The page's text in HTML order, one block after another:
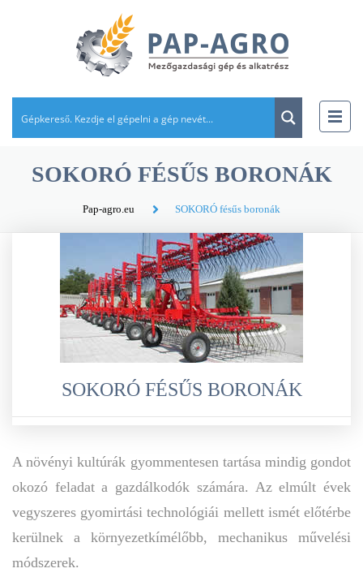
SOKORÓ FÉSŰS BORONÁK
Pap-agro.eu SOKORÓ fésűs boronák
SOKORÓ FÉSŰS BORONÁK
A növényi kultúrák gyommentesen tartása mindig gondot
okozó feladat a gazdálkodók számára. Az elmúlt évek
vegyszeres gyomirtási technológiái mellett ismét előtérbe
kerülnek a környezetkímélőbb, mechanikus művelési
módszerek.